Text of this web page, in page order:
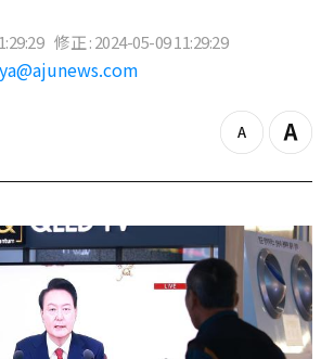
修正 : 2024-05-09 11:29:29
z
o
o
u
t
Z
o
i
n